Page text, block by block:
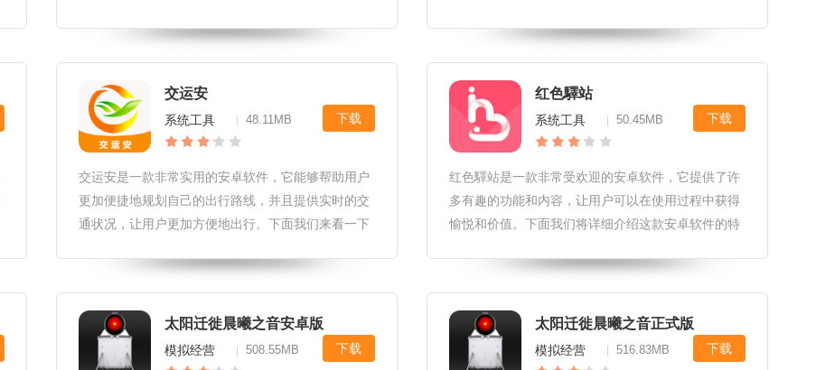
术，车厢记录仪不仅保障了驾驶者的合法权益，也提
升了道路交通的整体安全性。车厢记
实时监控与快速响应机制，阿帕斯安全大师为用户构
建了一道坚不可摧的数字防线，让每
交运安
系统工具 48.11MB 下载
交运安是一款非常实用的安卓软件，它能够帮助用户
更加便捷地规划自己的出行路线，并且提供实时的交
通状况，让用户更加方便地出行。下面我们来看一下
运安提供了实时的交通信息，包括路况、车次、航班
等等，让用户能够更加方便地了
红色驛站
系统工具 50.45MB 下载
红色驛站是一款非常受欢迎的安卓软件，它提供了许
多有趣的功能和内容，让用户可以在使用过程中获得
愉悦和价值。下面我们将详细介绍这款安卓软件的特
提供了丰富的内容，包括新闻、小说、漫画、视频、
音乐等，用户可以根据自己的兴
太阳迁徙晨曦之音安卓版
模拟经营 508.55MB 下载
太阳迁徙晨曦之音正式版
模拟经营 516.83MB 下载